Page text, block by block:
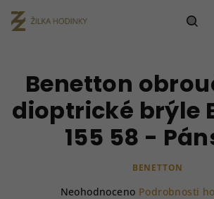
na
obsah
Benetton
dioptrické brýle
155 58 -
BENETTON
Neohodnoceno Podrobnosti